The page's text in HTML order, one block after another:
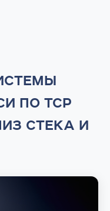
ПО TCP
СТЕКА И